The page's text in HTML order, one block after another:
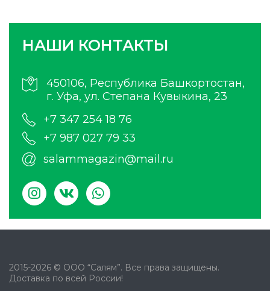
НАШИ КОНТАКТЫ
450106, Республика Башкортостан,
г. Уфа, ул. Степана Кувыкина, 23
+7 347 254 18 76
+7 987 027 79 33
salammagazin@mail.ru
2015-2026 © ООО “Салям”. Все права защищены.
Доставка по всей России!